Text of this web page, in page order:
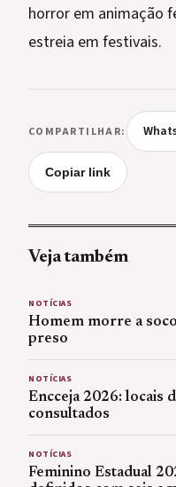
horror em animação
estreia em festivais.
COMPARTILHAR:
Copiar link
Veja também
NOTÍCIAS
Homem morre a
preso
NOTÍCIAS
Encceja 2026: locais
consultados
NOTÍCIAS
Feminino Estadual